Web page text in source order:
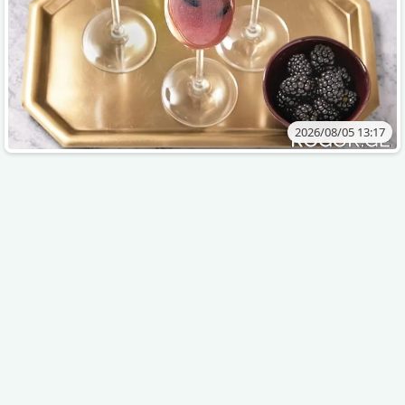
2026/08/05 13:17